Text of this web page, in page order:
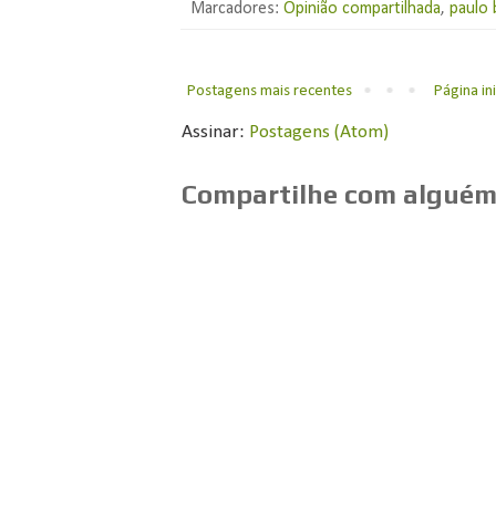
Marcadores:Opinião compartilhada,paulo
Postagens mais recentes Página
Assinar: Postagens (Atom)
Compartilhe com